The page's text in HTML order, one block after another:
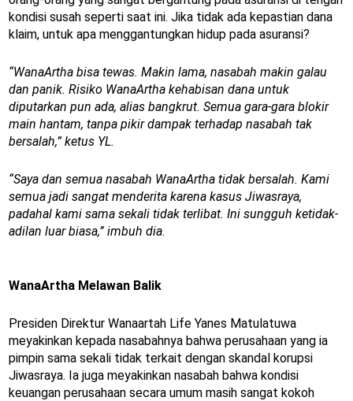
kondisi susah seperti saat ini. Jika tidak ada kepastian dana
klaim, untuk apa menggantungkan hidup pada asuransi?
“WanaArtha bisa tewas. Makin lama, nasabah makin galau
dan panik. Risiko WanaArtha kehabisan dana untuk
diputarkan pun ada, alias bangkrut. Semua gara-gara blokir
main hantam, tanpa pikir dampak terhadap nasabah tak
bersalah,” ketus YL.
“Saya dan semua nasabah WanaArtha tidak bersalah. Kami
semua jadi sangat menderita karena kasus Jiwasraya,
padahal kami sama sekali tidak terlibat. Ini sungguh ketidak-
adilan luar biasa,” imbuh dia.
WanaArtha Melawan Balik
Presiden Direktur Wanaartah Life Yanes Matulatuwa
meyakinkan kepada nasabahnya bahwa perusahaan yang ia
pimpin sama sekali tidak terkait dengan skandal korupsi
Jiwasraya. Ia juga meyakinkan nasabah bahwa kondisi
keuangan perusahaan secara umum masih sangat kokoh